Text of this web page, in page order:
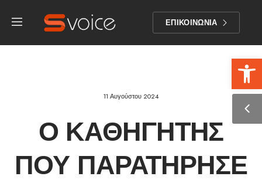
ΕΠΙΚΟΙΝΩΝΙΑ
11 Αυγούστου 2024
Ο ΚΑΘΗΓΗΤΉΣ
ΠΟΥ ΠΑΡΑΤΉΡΗΣΕ